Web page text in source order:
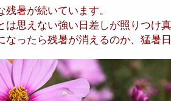
残暑が続いています。
は思えない強い日差しが照りつけ
なったら残暑が消えるのか、猛暑